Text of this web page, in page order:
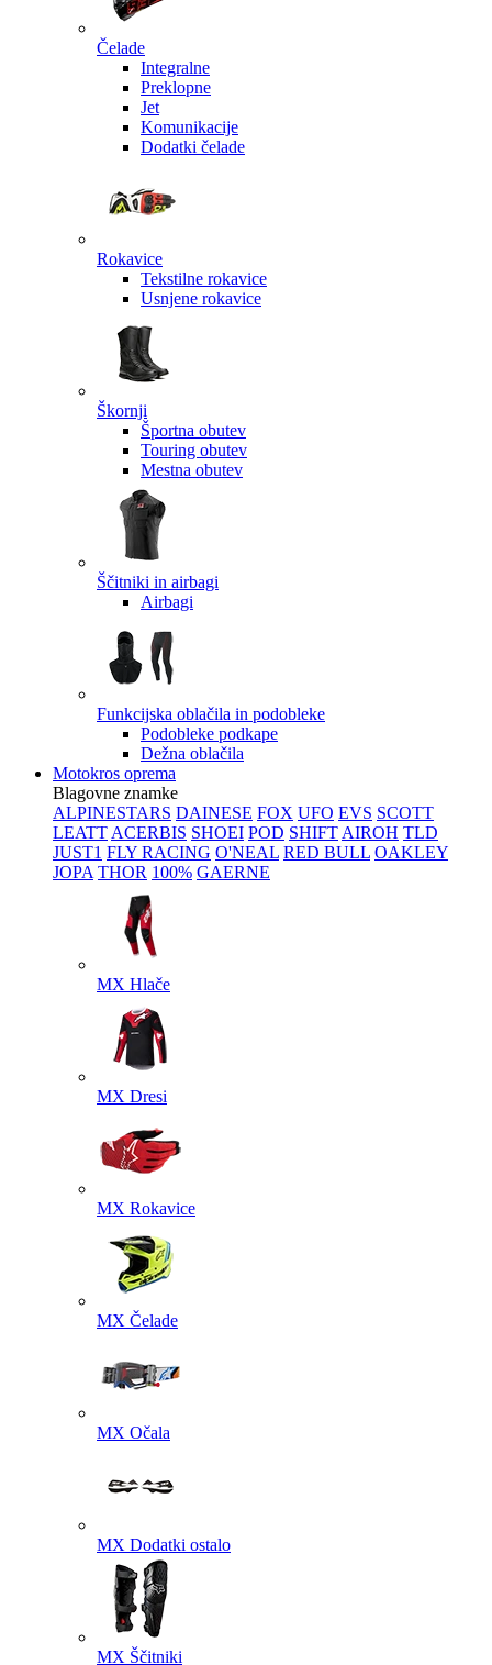
Čelade
Integralne
Preklopne
Jet
Komunikacije
Dodatki čelade
Rokavice
Tekstilne rokavice
Usnjene rokavice
Škornji
Športna obutev
Touring obutev
Mestna obutev
Ščitniki in airbagi
Airbagi
Funkcijska oblačila in podobleke
Podobleke podkape
Dežna oblačila
Motokros oprema
Blagovne znamke
ALPINESTARS DAINESE FOX UFO EVS SCOTT
LEATT ACERBIS SHOEI POD SHIFT AIROH TLD
JUST1 FLY RACING O'NEAL RED BULL OAKLEY
JOPA THOR 100% GAERNE
MX Hlače
MX Dresi
MX Rokavice
MX Čelade
MX Očala
MX Dodatki ostalo
MX Ščitniki